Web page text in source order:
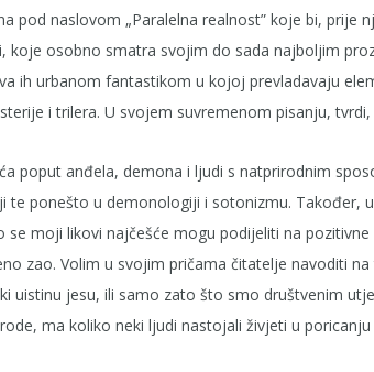
pod naslovom „Paralelna realnost” koje bi, prije
koje osobno smatra svojim do sada najboljim
ih urbanom fantastikom u kojoj prevladavaju
i trilera. U svojem suvremenom pisanju,
poput anđela, demona i ljudi s natprirodnim
te ponešto u demonologiji i sotonizmu. Također,
se moji likovi najčešće mogu podijeliti na
zao. Volim u svojim pričama čitatelje navoditi
uistinu jesu, ili samo zato što smo društvenim
ma koliko neki ljudi nastojali živjeti u